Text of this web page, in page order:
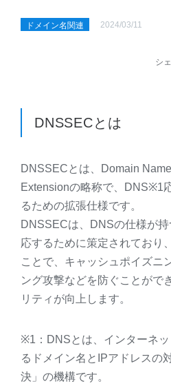
ドメイン名関連 2024/03/11
シ
DNSSECとは
DNSSEC とは、Domain
Extensionの略称で、DNS※1
るための拡張仕様です。
DNSSECは、DNSの仕様が
応するために策定されており
ことで、キャッシュポイズニ
ング攻撃などを防ぐことがで
リティが向上します。
※1：DNSとは、インターネ
るドメイン名とIPアドレスの
決」の機構です。